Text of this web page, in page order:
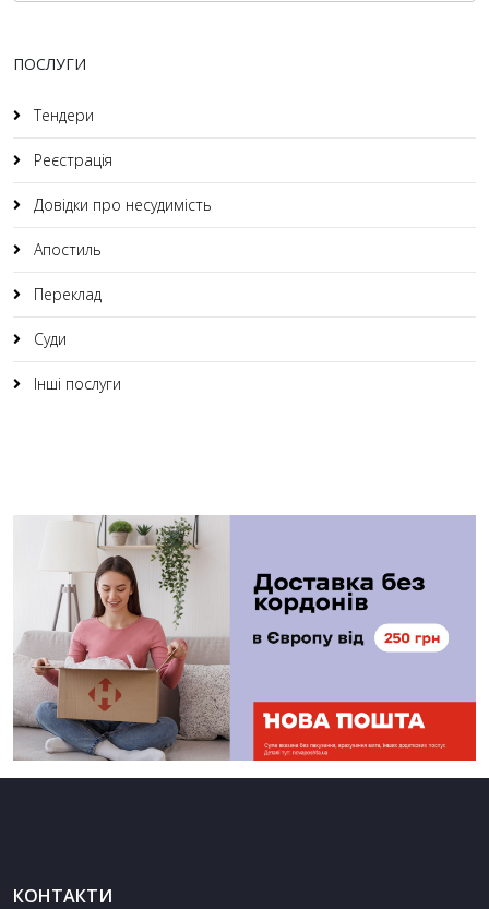
ПОСЛУГИ
Тендери
Реєстрація
Довідки про несудимість
Апостиль
Переклад
Суди
Інші послуги
КОНТАКТИ